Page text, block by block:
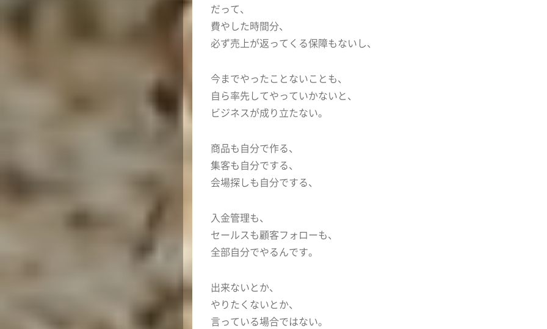
だって、
費やした時間分、
必ず売上が返ってくる保障もないし、
今までやったことないことも、
自ら率先してやっていかないと、
ビジネスが成り立たない。
商品も自分で作る、
集客も自分でする、
会場探しも自分でする、
入金管理も、
セールスも顧客フォローも、
全部自分でやるんです。
出来ないとか、
やりたくないとか、
言っている場合ではない。